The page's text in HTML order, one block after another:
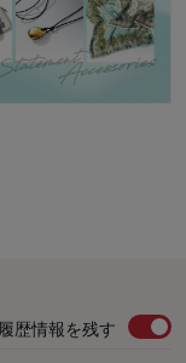
履歴情報を残す